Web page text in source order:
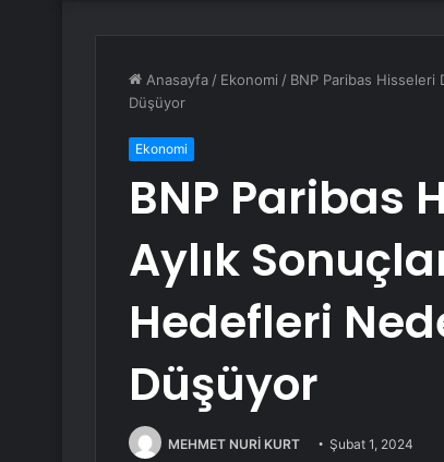
Anasayfa / Ekonomi / BNP Paribas Hisseleri
Düşüyor
Ekonomi
BNP Paribas
Aylık
Hedefleri
Düşüyor
MEHMET NURİ KURT Şubat 1, 2024